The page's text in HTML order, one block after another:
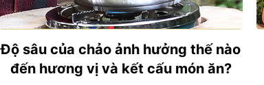
Độ sâu của chảo ảnh hưởng thế nào
đến hương vị và kết cấu món ăn?